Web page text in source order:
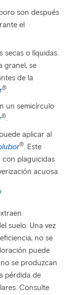
son después
el
secas o líquidas.
granel, se
de la
®.
un semicírculo
®.
aplicar al
®. Este
con plaguicidas
acuosa.
suelo. Una vez
no se
puede
se produzcan
pérdida de
Consulte